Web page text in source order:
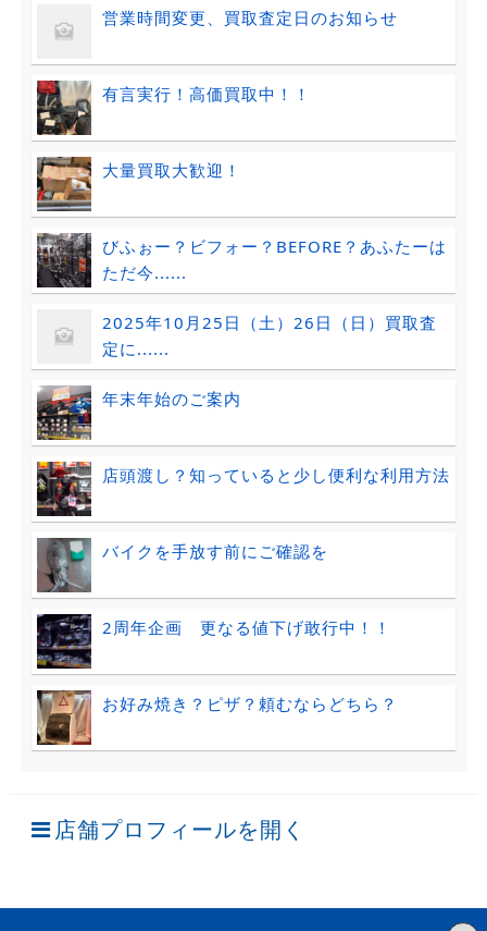
営業時間変更、買取査定日のお知らせ
有言実行！高価買取中！！
大量買取大歓迎！
びふぉー？ビフォー？BEFORE？あふたーは
ただ今......
2025年10月25日（土）26日（日）買取査
定に......
年末年始のご案内
店頭渡し？知っていると少し便利な利用方法
バイクを手放す前にご確認を
2周年企画 更なる値下げ敢行中！！
お好み焼き？ピザ？頼むならどちら？
店舗プロフィールを開く